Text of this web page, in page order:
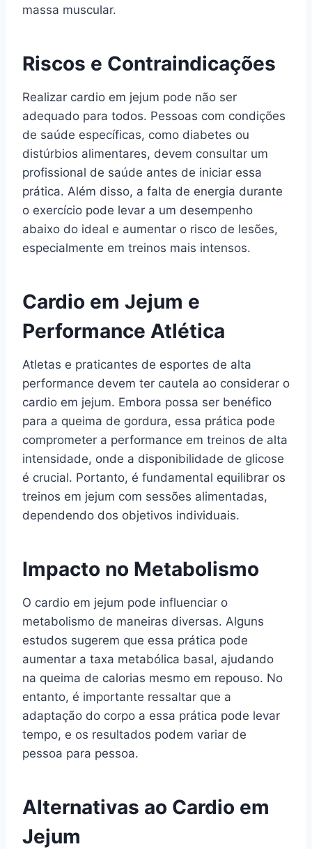
massa muscular.
Riscos e Contraindicações
Realizar cardio em jejum pode não ser
adequado para todos. Pessoas com condições
de saúde específicas, como diabetes ou
distúrbios alimentares, devem consultar um
profissional de saúde antes de iniciar essa
prática. Além disso, a falta de energia durante
o exercício pode levar a um desempenho
abaixo do ideal e aumentar o risco de lesões,
especialmente em treinos mais intensos.
Cardio em Jejum e
Performance Atlética
Atletas e praticantes de esportes de alta
performance devem ter cautela ao considerar o
cardio em jejum. Embora possa ser benéfico
para a queima de gordura, essa prática pode
comprometer a performance em treinos de alta
intensidade, onde a disponibilidade de glicose
é crucial. Portanto, é fundamental equilibrar os
treinos em jejum com sessões alimentadas,
dependendo dos objetivos individuais.
Impacto no Metabolismo
O cardio em jejum pode influenciar o
metabolismo de maneiras diversas. Alguns
estudos sugerem que essa prática pode
aumentar a taxa metabólica basal, ajudando
na queima de calorias mesmo em repouso. No
entanto, é importante ressaltar que a
adaptação do corpo a essa prática pode levar
tempo, e os resultados podem variar de
pessoa para pessoa.
Alternativas ao Cardio em
Jejum